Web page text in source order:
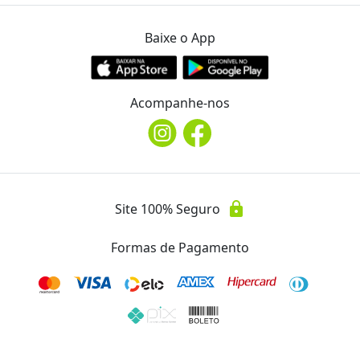
Baixe o App
Acompanhe-nos
Site 100% Seguro lock
Formas de Pagamento